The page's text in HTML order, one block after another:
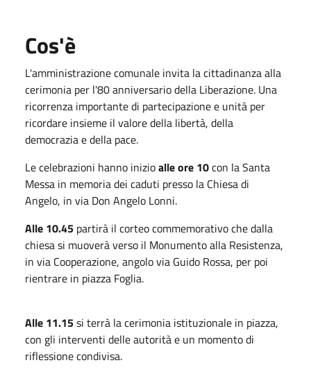
Cos'è
L'amministrazione comunale invita la cittadinanza alla
cerimonia per l'80 anniversario della Liberazione. Una
ricorrenza importante di partecipazione e unità per
ricordare insieme il valore della libertà, della
democrazia e della pace.
Le celebrazioni hanno inizioalle ore 10con la Santa
Messa in memoria dei caduti presso la Chiesa di
Angelo, in via Don Angelo Lonni.
Alle 10.45 partirà il corteo commemorativo che dalla
chiesa si muoverà verso il Monumento alla Resistenza,
in via Cooperazione, angolo via Guido Rossa, per poi
rientrare in piazza Foglia.
Alle 11.15si terrà la cerimonia istituzionale in piazza,
con gli interventi delle autorità e un momento di
riflessione condivisa.